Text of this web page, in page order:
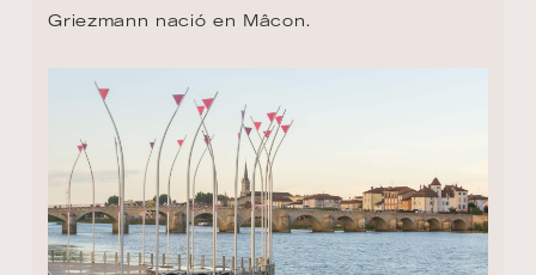
Griezmann nació en Mâcon.